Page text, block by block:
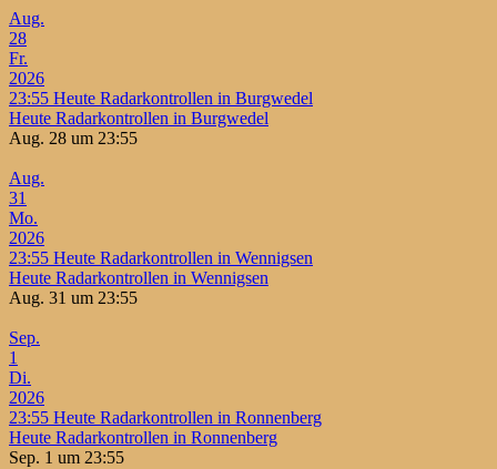
Aug.
28
Fr.
2026
23:55 Heute Radarkontrollen in Burgwedel
Heute Radarkontrollen in Burgwedel
Aug. 28 um 23:55
Aug.
31
Mo.
2026
23:55 Heute Radarkontrollen in Wennigsen
Heute Radarkontrollen in Wennigsen
Aug. 31 um 23:55
Sep.
1
Di.
2026
23:55 Heute Radarkontrollen in Ronnenberg
Heute Radarkontrollen in Ronnenberg
Sep. 1 um 23:55